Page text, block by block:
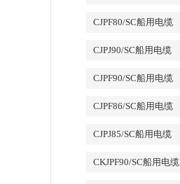
CJPF80/SC船用电缆
CJPJ90/SC船用电缆
CJPF90/SC船用电缆
CJPF86/SC船用电缆
CJPJ85/SC船用电缆
CKJPF90/SC船用电缆